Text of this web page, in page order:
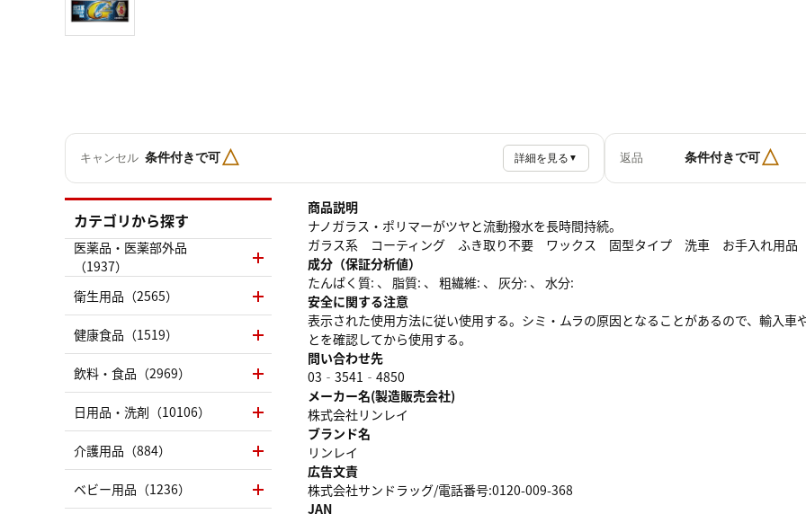
キャンセル 条件付きで可△ 詳細を見る ▼ 返品 条件付きで可△
商品説明
ナノガラス・ポリマーがツヤと流動撥水を長時間持続。
ガラス系 コーティング ふき取り不要 ワックス 固型タイプ 洗車 お手入れ用
成分（保証分析値）
たんぱく質: 、 脂質: 、 粗繊維: 、 灰分: 、 水分:
安全に関する注意
表示された使用方法に従い使用する。シミ・ムラの原因となることがあるので、輸入
とを確認してから使用する。
問い合わせ先
03‐3541‐4850
メーカー名(製造販売会社)
株式会社リンレイ
ブランド名
リンレイ
広告文責
株式会社サンドラッグ/電話番号:0120-009-368
JAN
カテゴリから探す
医薬品・医薬部外品
（1937）
衛生用品（2565）
健康食品（1519）
飲料・食品（2969）
日用品・洗剤（10106）
介護用品（884）
ベビー用品（1236）